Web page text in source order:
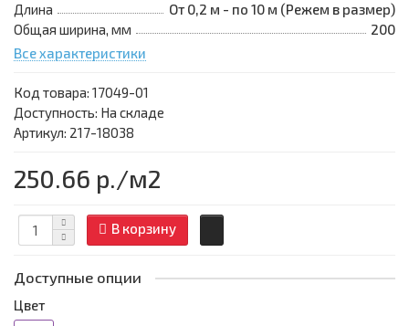
Длина
От 0,2 м - по 10 м (Режем в размер)
Общая ширина, мм
200
Все характеристики
Код товара: 17049-01
Доступность: На складе
Артикул: 217-18038
250.66 р./м2
В корзину
Доступные опции
Цвет